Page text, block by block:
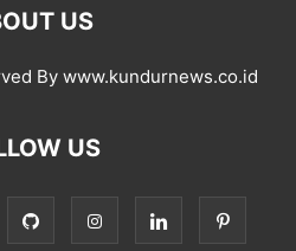
US
By www.kundurnews.co.id
US